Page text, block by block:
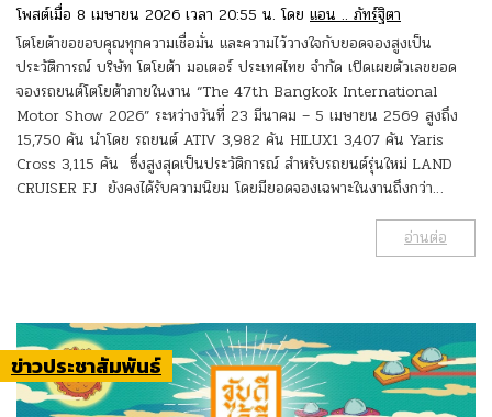
โพสต์เมื่อ 8 เมษายน 2026 เวลา 20:55 น. โดย แอน .. ภัทร์ฐิตา
โตโยต้าขอขอบคุณทุกความเชื่อมั่น และความไว้วางใจกับยอดจองสูงเป็น
ประวัติการณ์ บริษัท โตโยต้า มอเตอร์ ประเทศไทย จำกัด เปิดเผยตัวเลขยอด
จองรถยนต์โตโยต้าภายในงาน “The 47th Bangkok International
Motor Show 2026” ระหว่างวันที่ 23 มีนาคม – 5 เมษายน 2569 สูงถึง
15,750 คัน นำโดย รถยนต์ ATIV 3,982 คัน HILUX1 3,407 คัน Yaris
Cross 3,115 คัน ซึ่งสูงสุดเป็นประวัติการณ์ สำหรับรถยนต์รุ่นใหม่ LAND
CRUISER FJ ยังคงได้รับความนิยม โดยมียอดจองเฉพาะในงานถึงกว่า…
อ่านต่อ
ข่าวประชาสัมพันธ์